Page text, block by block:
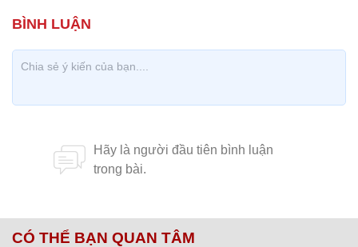
CÓ THỂ BẠN QUAN TÂM